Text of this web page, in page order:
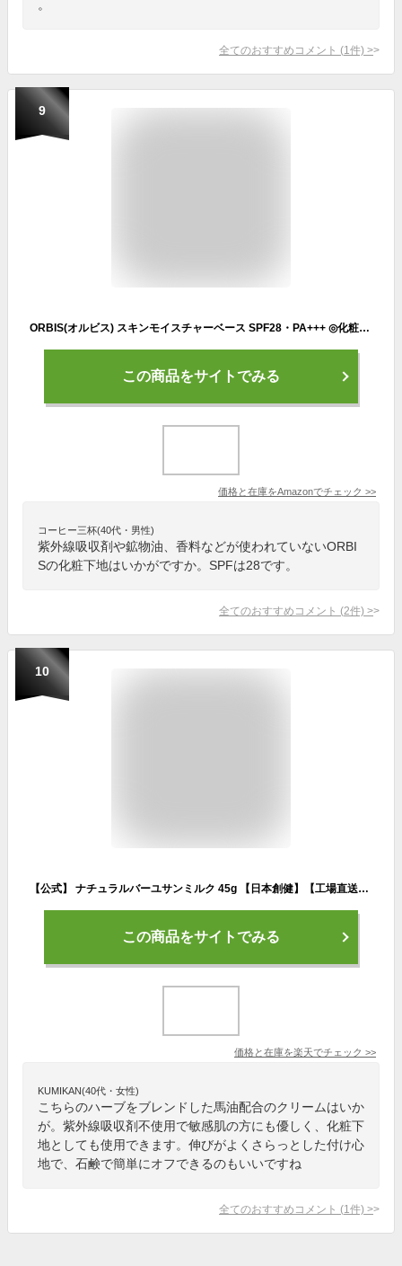
。
全てのおすすめコメント (1 件) >
9
ORBIS(オルビス) スキンモイスチャーベース SPF28・PA+++ ◎化粧下地◎ クリーム 30グラム (x 1)
この商品をサイトでみる
価格と在庫をAmazonでチェック >>
コーヒー三杯(40代・男性)
紫外線吸収剤や鉱物油、香料などが使われていないORBI
Sの化粧下地はいかがですか。SPFは28です。
全てのおすすめコメント (2件) >
10
【公式】 ナチュラルバーユサンミルク 45g 【日本創健】【工場直送】日焼け止め クリーム ハーブ 赤ちゃん 子ども 敏感肌 馬油 保湿 化粧下地として SPF30 PA+++ 紫外線吸収剤不使用
この商品をサイトでみる
価格と在庫を楽天でチェック >>
KUMIKAN(40代・女性)
こちらのハーブをブレンドした馬油配合のクリームはいか
が。紫外線吸収剤不使用で敏感肌の方にも優しく、化粧下
地としても使用できます。伸びがよくさらっとした付け心
地で、石鹸で簡単にオフできるのもいいですね
全てのおすすめコメント (1 件) >